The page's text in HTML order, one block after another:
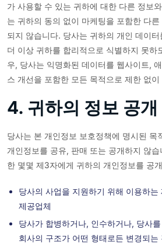
가 사용할 수 있는 귀하에 대한 다른 정보
는 귀하의 동의 없이 마케팅을 포함한 다
되지 않습니다. 당사는 귀하의 개인 데이
더 이상 귀하를 합리적으로 식별하지 못하
우, 당사는 익명화된 데이터를 웹사이트,
스 개선을 포함한 모든 목적으로 제한 없
4. 귀하의 정보 공개
당사는 본 개인정보 보호정책에 명시된 목
개인정보를 공유, 판매 또는 공개하지 않
한 몇몇 제3자에게 귀하의 개인정보를 공
당사의 사업을 지원하기 위해 이용하
제공업체
당사가 합병하거나, 인수하거나, 당사
회사의 구조가 어떤 형태로든 변경되는